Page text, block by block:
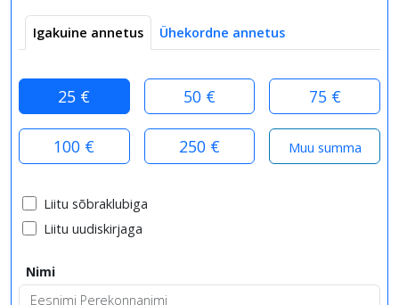
Igakuine annetus Ühekordne annetus
25 € 50 € 75 €
100 € 250 €
Liitu sõbraklubiga
Liitu uudiskirjaga
Nimi